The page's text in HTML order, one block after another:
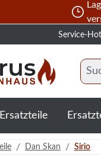
springen
Service-
Ersatzteile
/ Dan Skan / Sirio